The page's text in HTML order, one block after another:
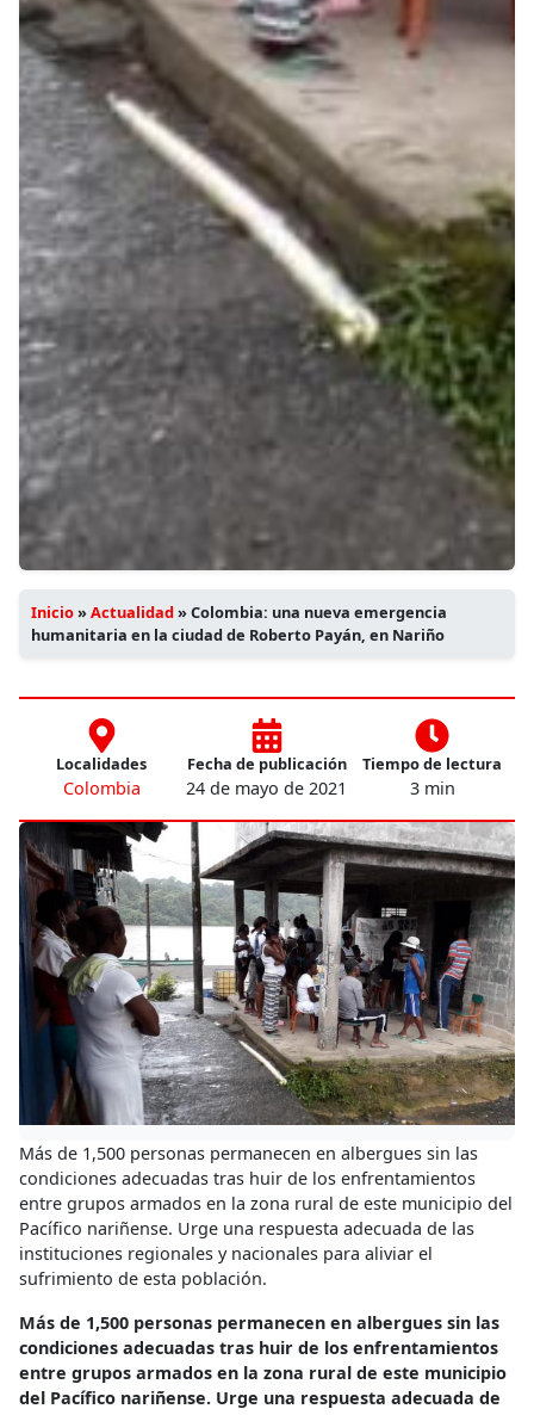
Inicio»Actualidad»Colombia: una nueva emergencia
humanitaria en la ciudad de Roberto Payán, en Nariño
Localidades
Colombia
Fecha de publicación
24 de mayo de 2021
Tiempo de lectura
3 min
Más de 1,500 personas permanecen en albergues sin las
condiciones adecuadas tras huir de los enfrentamientos
entre grupos armados en la zona rural de este municipio del
Pacífico nariñense. Urge una respuesta adecuada de las
instituciones regionales y nacionales para aliviar el
sufrimiento de esta población.
Más de 1,500 personas permanecen en albergues sin las
condiciones adecuadas tras huir de los enfrentamientos
entre grupos armados en la zona rural de este municipio
del Pacífico nariñense. Urge una respuesta adecuada de